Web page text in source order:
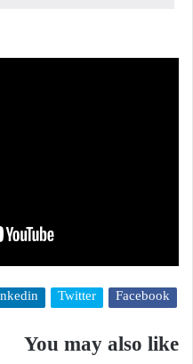
Facebook
Twitter
You may also like